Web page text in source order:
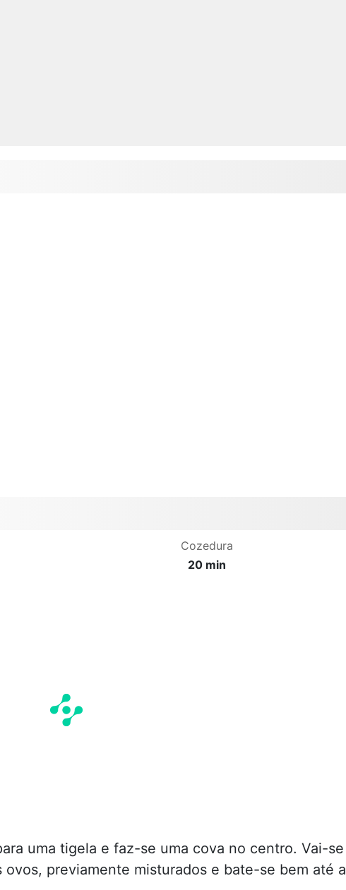
Cozedura
20 min
uma tigela e faz-se uma cova no centro. Vai-se
previamente misturados e bate-se bem até a